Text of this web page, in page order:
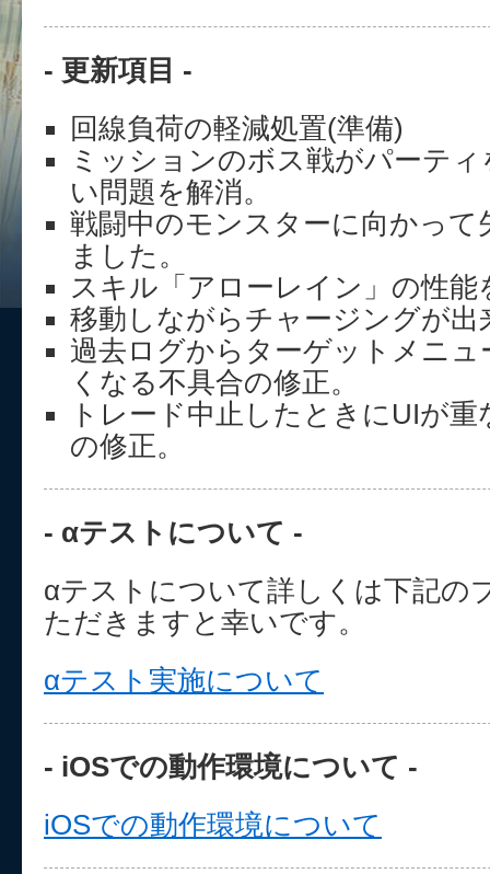
- 更新項目 -
回線負荷の軽減処置(準備)
ミッションのボス戦がパーテ
い問題を解消。
戦闘中のモンスターに向かって
ました。
スキル「アローレイン」の性能
移動しながらチャージングが出
過去ログからターゲットメニ
くなる不具合の修正。
トレード中止したときにUIが
の修正。
- αテストについて -
αテストについて詳しくは下記の
ただきますと幸いです。
αテスト実施について
- iOSでの動作環境について -
iOSでの動作環境について